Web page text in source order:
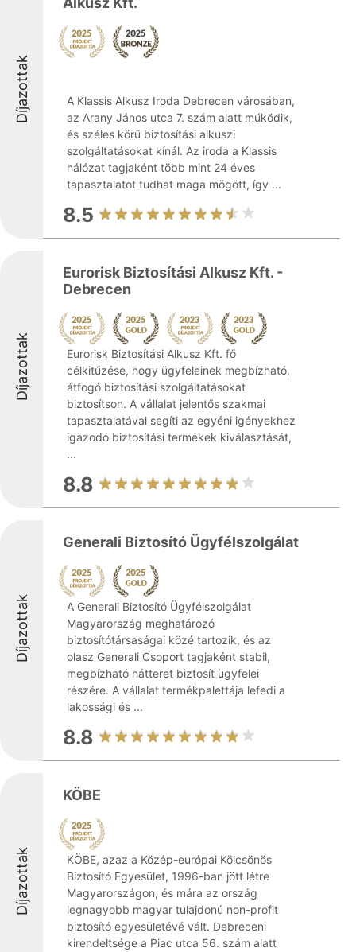
Díjazottak
A Klassis Alkusz Iroda Debrecen városában,
az Arany János utca 7. szám alatt működik,
és széles körű biztosítási alkuszi
szolgáltatásokat kínál. Az iroda a Klassis
hálózat tagjaként több mint 24 éves
tapasztalatot tudhat maga mögött, így ...
8.5
Díjazottak
Eurorisk Biztosítási Alkusz Kft. -
Debrecen
Eurorisk Biztosítási Alkusz Kft. fő
célkitűzése, hogy ügyfeleinek megbízható,
átfogó biztosítási szolgáltatásokat
biztosítson. A vállalat jelentős szakmai
tapasztalatával segíti az egyéni igényekhez
igazodó biztosítási termékek kiválasztását,
...
8.8
Díjazottak
Generali Biztosító Ügyfélszolgálat
A Generali Biztosító Ügyfélszolgálat
Magyarország meghatározó
biztosítótársaságai közé tartozik, és az
olasz Generali Csoport tagjaként stabil,
megbízható hátteret biztosít ügyfelei
részére. A vállalat termékpalettája lefedi a
lakossági és ...
8.8
Díjazottak
KÖBE
KÖBE, azaz a Közép-európai Kölcsönös
Biztosító Egyesület, 1996-ban jött létre
Magyarországon, és mára az ország
legnagyobb magyar tulajdonú non-profit
biztosító egyesületévé vált. Debreceni
kirendeltsége a Piac utca 56. szám alatt